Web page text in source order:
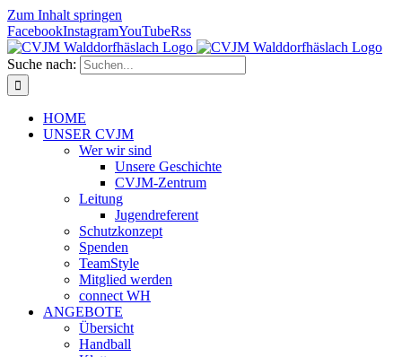
Zum Inhalt springen
FacebookInstagramYouTubeRss
Suche nach:
HOME
UNSER CVJM
Wer wir sind
Unsere Geschichte
CVJM-Zentrum
Leitung
Jugendreferent
Schutzkonzept
Spenden
TeamStyle
Mitglied werden
connect WH
ANGEBOTE
Übersicht
Handball